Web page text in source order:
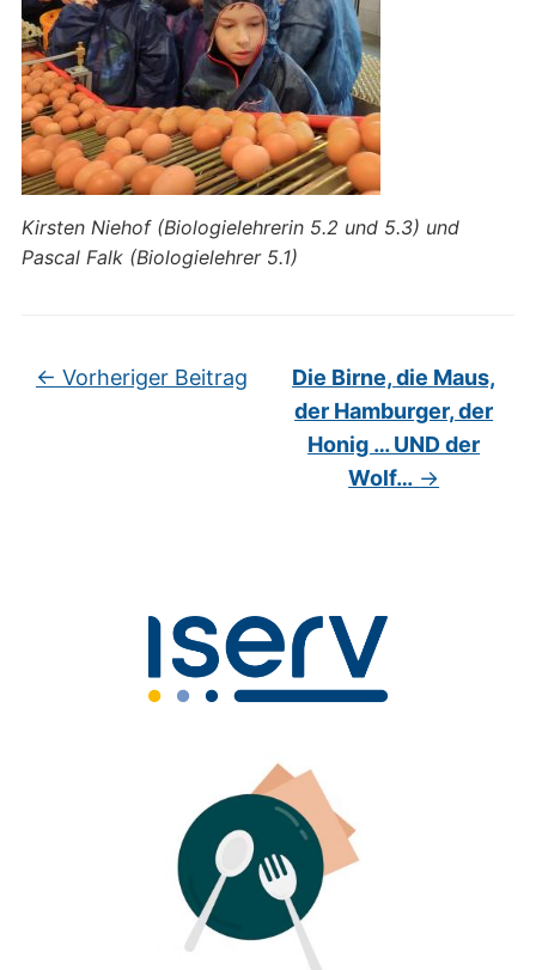
Kirsten Niehof (Biologielehrerin 5.2 und 5.3) und
Pascal Falk (Biologielehrer 5.1)
← Vorheriger Beitrag
Die Birne, die Maus,
der Hamburger, der
Honig … UND der
Wolf… →